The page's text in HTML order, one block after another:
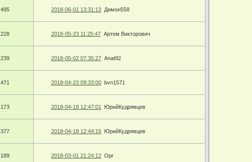
495 2018-06-01 13:31:13 Димон558
228 2018-05-23 11:25:47 Артем Викторович
239 2018-05-02 07:35:27 Anat92
471 2018-04-23 09:33:00 bvn1571
173 2018-04-18 12:47:01 ЮрийКудрявцев
377 2018-04-18 12:44:15 ЮрийКудрявцев
189 2018-03-01 21:24:12 Opr